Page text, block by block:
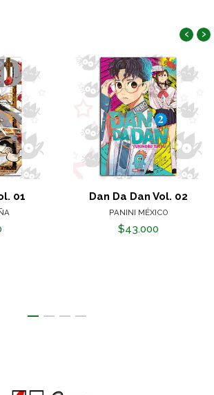
01 Dan Da Dan Vol. 02
PANINI MÉXICO
$43.000
‹ ›